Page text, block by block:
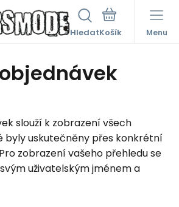
Hledat Menu
slouží k zobrazení všech
byly uskutečněny přes konkrétní
zobrazení vašeho přehledu se
uživatelským jménem a